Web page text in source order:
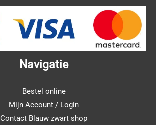
Navigatie
Bestel online
Mijn Account / Login
Contact Blauw zwart shop